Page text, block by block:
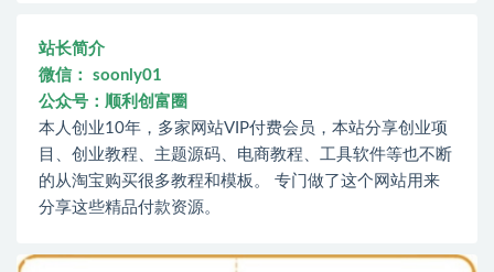
站长简介
微信： soonly01
公众号：顺利创富圈
本人创业10年，多家网站VIP付费会员，本站分享创业项
目、创业教程、主题源码、电商教程、工具软件等也不断
的从淘宝购买很多教程和模板。 专门做了这个网站用来
分享这些精品付款资源。